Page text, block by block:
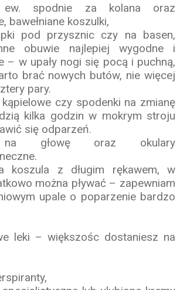
ew. spodnie za kolana oraz
bawełniane koszulki,
pod przysznic czy na basen,
obuwie najlepiej wygodne i
– w upały nogi się pocą i puchną,
brać nowych butów, nie więcej
pary.
czy spodenki na zmianę
kilka godzin w mokrym stroju
się odparzeń.
na głowę oraz okulary
koszula z długim rękawem, w
można pływać – zapewniam
upale o poparzenie bardzo
leki – większośc dostaniesz na